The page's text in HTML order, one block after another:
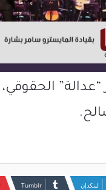
“عدالة”
لينكدإن